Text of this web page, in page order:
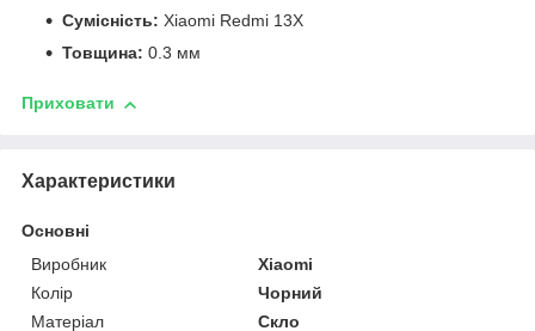
Сумісність: Xiaomi Redmi 13X
Товщина: 0.3 мм
Приховати
Характеристики
Основні
Виробник
Xiaomi
Колір
Чорний
Матеріал
Скло